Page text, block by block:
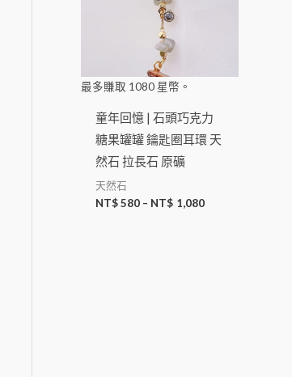
最多賺取 1080 星幣。
童年回憶 | 石頭巧克力
糖果罐罐 鑰匙圈耳環 天
然石 拉長石 原礦
天然石
NT$ 580 – NT$ 1,080